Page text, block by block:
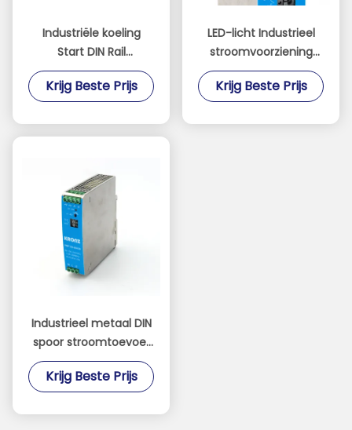
Industriële koeling
Start DIN Rail
stroomtoevoer AC/DC
Input 48V/2.5A
Krijg Beste Prijs
LED-licht Industrieel
stroomvoorziening
AC/DC 24V/5A DIN Rail
koeling Start
Krijg Beste Prijs
Industrieel metaal DIN
spoor stroomtoevoer
AC/DC 120W 12V/10A
Voor PLC
Krijg Beste Prijs